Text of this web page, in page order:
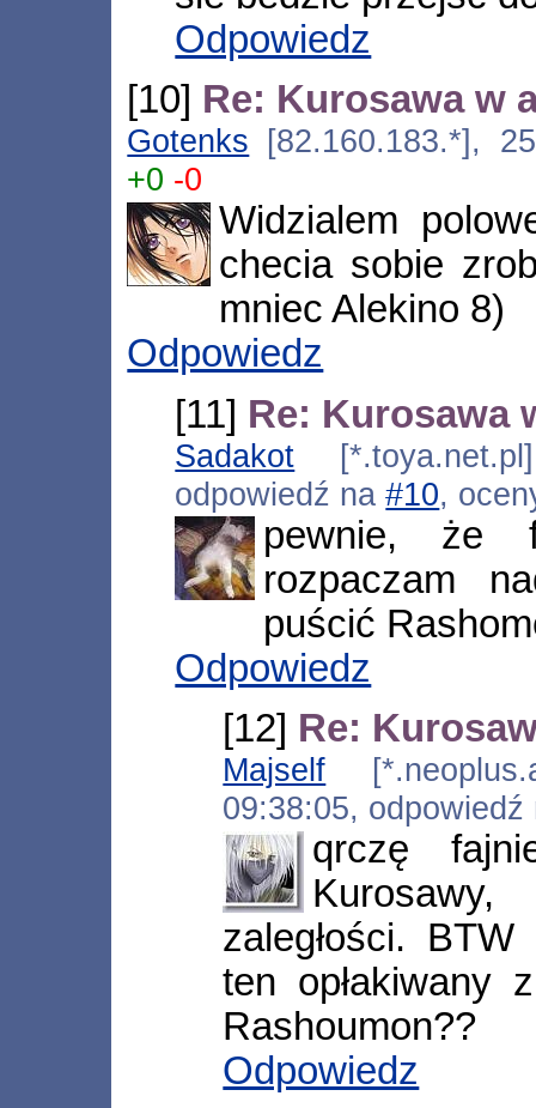
Odpowiedz
[10] Re: Kurosawa w
Gotenks [82.160.183.*],
+0 -0
Widzialem
checia sobie
mniec Alekino 8)
Odpowiedz
[11] Re: Kurosawa
Sadakot
odpowiedź na#10,
pewnie, że
rozpaczam
puścić
Odpowiedz
[12] Re:
Majself
09:38:05,
qrczę
Kurosawy,
zaległości.
ten opłakiwany
Rashoumon??
Odpowiedz